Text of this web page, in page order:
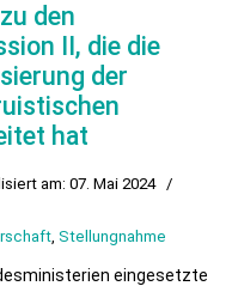
den
II, die die
der
hat
am: 07. Mai 2024 /
, Stellungnahme
eingesetzte